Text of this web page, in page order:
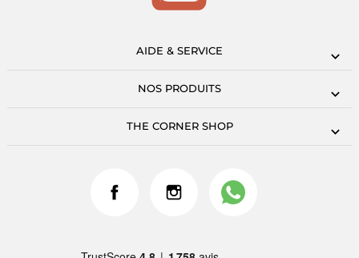
AIDE & SERVICE
NOS PRODUITS
THE CORNER SHOP